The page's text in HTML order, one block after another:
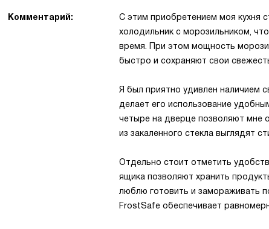
Комментарий:
С этим приобретением моя кухня
холодильник с морозильником,
время. При этом мощность
быстро и сохраняют свои
Я был приятно удивлен наличием
делает его использование
четыре на дверце позволяют мне
из закаленного стекла выглядят
Отдельно стоит отметить
ящика позволяют хранить
люблю готовить и замораживать
FrostSafe обеспечивает